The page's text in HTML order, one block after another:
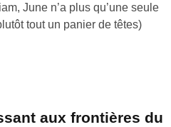
June n’a plus qu’une seule
tout un panier de têtes)
aux frontières du